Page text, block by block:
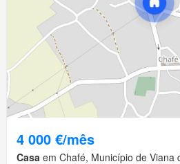
4 000 €/mês
Casa em Chafé, Município de Viana